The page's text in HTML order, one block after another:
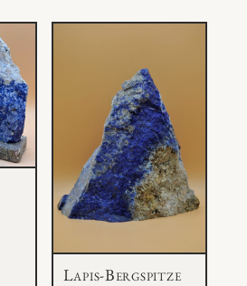
Lapis-Bergspitze